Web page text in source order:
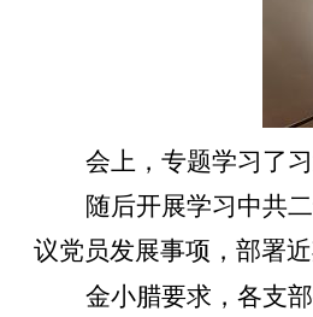
会上，专题学习了
随后开展学习中共
议党员发展事项，部署近
金小腊要求，各支